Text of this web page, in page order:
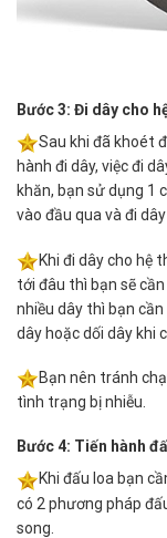
Bước 3: Đi dây cho
Sau khi đã khoét
hành đi dây, việc đi
khăn, bạn sử dụng 1
vào đầu qua và đi
Khi đi dây cho hệ
tới đâu thì bạn sẽ
nhiều dây thì bạn
dây hoặc dối dây khi
Bạn nên tránh
tình trạng bị nhiễu.
Bước 4: Tiến hành
Khi đấu loa bạn
có 2 phương pháp
song.